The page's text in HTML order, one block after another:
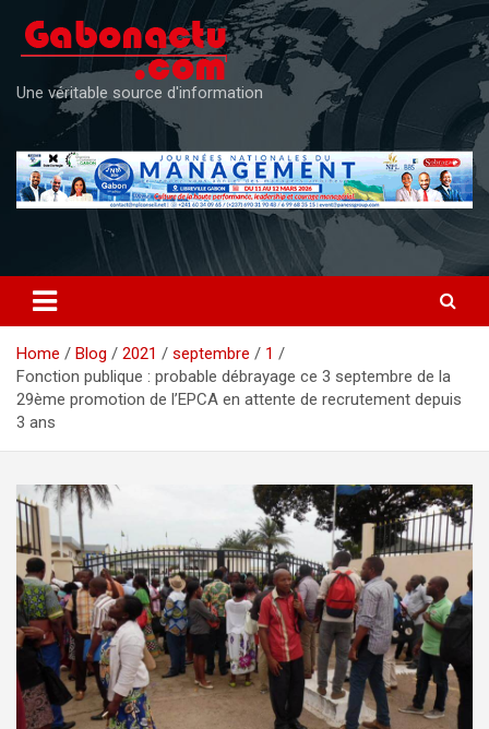
content
Une véritable source d'information
Home Blog 2021 septembre
1
Fonction publique : probable débrayage ce 3 septembre de la
29ème promotion de l’EPCA en attente de recrutement depuis
3 ans